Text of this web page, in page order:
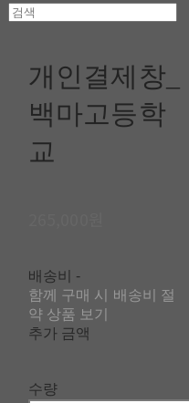
개인결제창_
백마고등학
교
배송비 -
함께 구매 시 배송비 절
약 상품 보기
추가 금액
수량